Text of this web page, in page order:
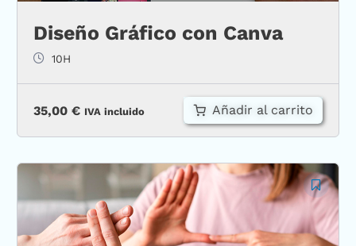
Diseño Gráfico con Canva
10H
35,00 € IVA incluido Añadir al carrito